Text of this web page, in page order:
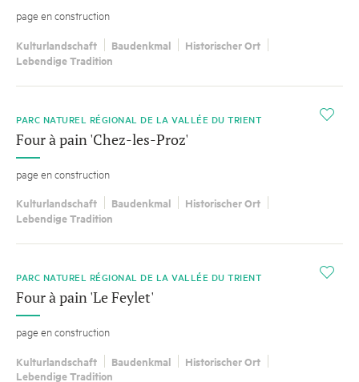
page en construction
Kulturlandschaft Baudenkmal
Historischer Ort
Lebendige Tradition
i
PARC NATUREL RÉGIONAL DE LA VALLÉE DU TRIENT
Four à pain 'Chez-les-Proz'
page en construction
Kulturlandschaft Baudenkmal
Historischer Ort
Lebendige Tradition
i
PARC NATUREL RÉGIONAL DE LA VALLÉE DU TRIENT
Four à pain 'Le Feylet'
page en construction
Kulturlandschaft Baudenkmal
Historischer Ort
Lebendige Tradition